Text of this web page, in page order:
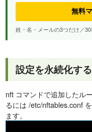
無料
姓・名・メールの3つだけ／
設定を永続化す
nft コマンドで追加したル
るには /etc/nftables.conf
ます。